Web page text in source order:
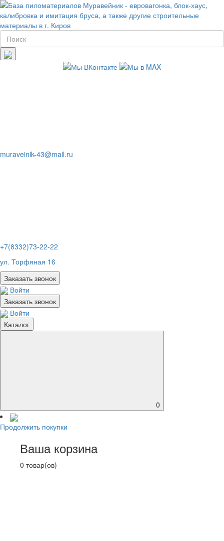
muraveinik-43@mail.ru
+7(8332)73-22-22
ул. Торфяная 16
Заказать звонок
Войти
Заказать звонок
Войти
Каталог
0
Продолжить покупки
Ваша корзина
0 товар(ов)